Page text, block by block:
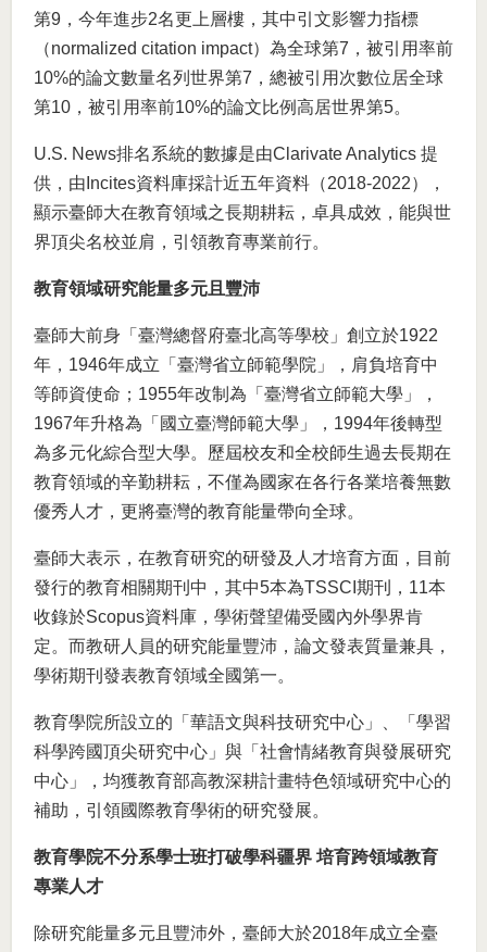
第9，今年進步2名更上層樓，其中引文影響力指標
（normalized citation impact）為全球第7，被引用率前
10%的論文數量名列世界第7，總被引用次數位居全球
第10，被引用率前10%的論文比例高居世界第5。
U.S. News排名系統的數據是由Clarivate Analytics 提
供，由Incites資料庫採計近五年資料（2018-2022），
顯示臺師大在教育領域之長期耕耘，卓具成效，能與世
界頂尖名校並肩，引領教育專業前行。
教育領域研究能量多元且豐沛
臺師大前身「臺灣總督府臺北高等學校」創立於1922
年，1946年成立「臺灣省立師範學院」，肩負培育中
等師資使命；1955年改制為「臺灣省立師範大學」，
1967年升格為「國立臺灣師範大學」，1994年後轉型
為多元化綜合型大學。歷屆校友和全校師生過去長期在
教育領域的辛勤耕耘，不僅為國家在各行各業培養無數
優秀人才，更將臺灣的教育能量帶向全球。
臺師大表示，在教育研究的研發及人才培育方面，目前
發行的教育相關期刊中，其中5本為TSSCI期刊，11本
收錄於Scopus資料庫，學術聲望備受國內外學界肯
定。而教研人員的研究能量豐沛，論文發表質量兼具，
學術期刊發表教育領域全國第一。
教育學院所設立的「華語文與科技研究中心」、「學習
科學跨國頂尖研究中心」與「社會情緒教育與發展研究
中心」，均獲教育部高教深耕計畫特色領域研究中心的
補助，引領國際教育學術的研究發展。
教育學院不分系學士班打破學科疆界 培育跨領域教育
專業人才
除研究能量多元且豐沛外，臺師大於2018年成立全臺